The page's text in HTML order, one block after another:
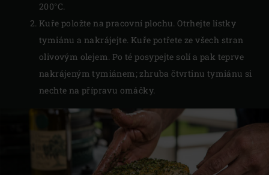
200°C.
Kuře položte na pracovní plochu. Otrhejte lístky
tymiánu a nakrájejte. Kuře potřete ze všech stran
olivovým olejem. Po té posypejte solí a pak teprve
nakrájeným tymiánem; zhruba čtvrtinu tymiánu si
nechte na přípravu omáčky.